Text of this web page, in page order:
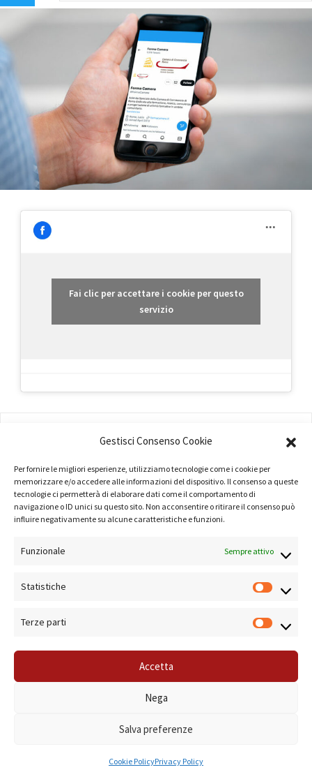
Gestisci Consenso Cookie
Per fornire le migliori esperienze, utilizziamo tecnologie come i cookie per
memorizzare e/o accedere alle informazioni del dispositivo. Il consenso a queste
tecnologie ci permetterà di elaborare dati come il comportamento di
navigazione o ID unici su questo sito. Non acconsentire o ritirare il consenso può
influire negativamente su alcune caratteristiche e funzioni.
Funzionale Sempre attivo
Statistiche
Terze parti
Accetta
Nega
Salva preferenze
Cookie PolicyPrivacy Policy
Fai clic per accettare i cookie per questo
servizio
TERMINI E CONDIZIONI
PRIVACY POLICY
Commercio di Roma Sistema di Gestione Qualità Certificato ISO 9001:2000